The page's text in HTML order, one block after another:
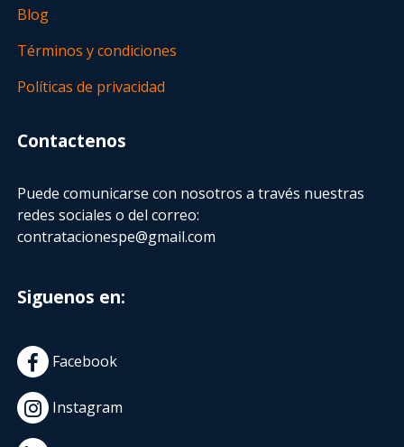
Blog
Términos y condiciones
Políticas de privacidad
Contactenos
Puede comunicarse con nosotros a través nuestras
redes sociales o del correo:
contratacionespe@gmail.com
Siguenos en:
Facebook
Instagram